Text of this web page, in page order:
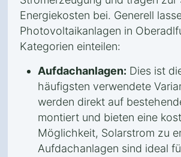
Energiekosten bei. Generell
Photovoltaikanlagen in
Kategorien einteilen:
Aufdachanlagen: Dies ist
häufigsten verwendete
werden direkt auf
montiert und bieten eine
Möglichkeit, Solarstrom zu
Aufdachanlagen sind ideal